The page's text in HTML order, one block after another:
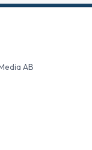
AB